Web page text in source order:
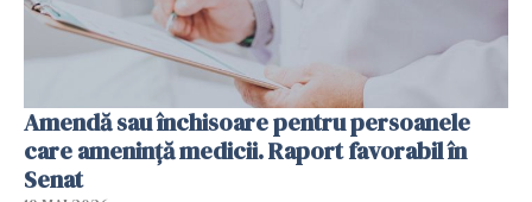
Amendă sau închisoare pentru persoanele
care ameninţă medicii. Raport favorabil în
Senat